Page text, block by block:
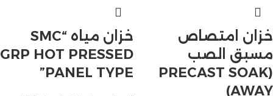
خزان امتصاص
مسبق الصب
(PRECAST SOAK
AWAY)
خزان مياه “SMC
GRP HOT PRESSED
PANEL TYPE”